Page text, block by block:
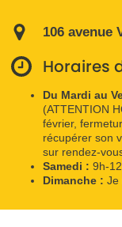
106 avenue
Horaires
Du Mardi au
(ATTENTION
février,
récupérer son
sur rendez-
Samedi : 9h-
Dimanche : Je